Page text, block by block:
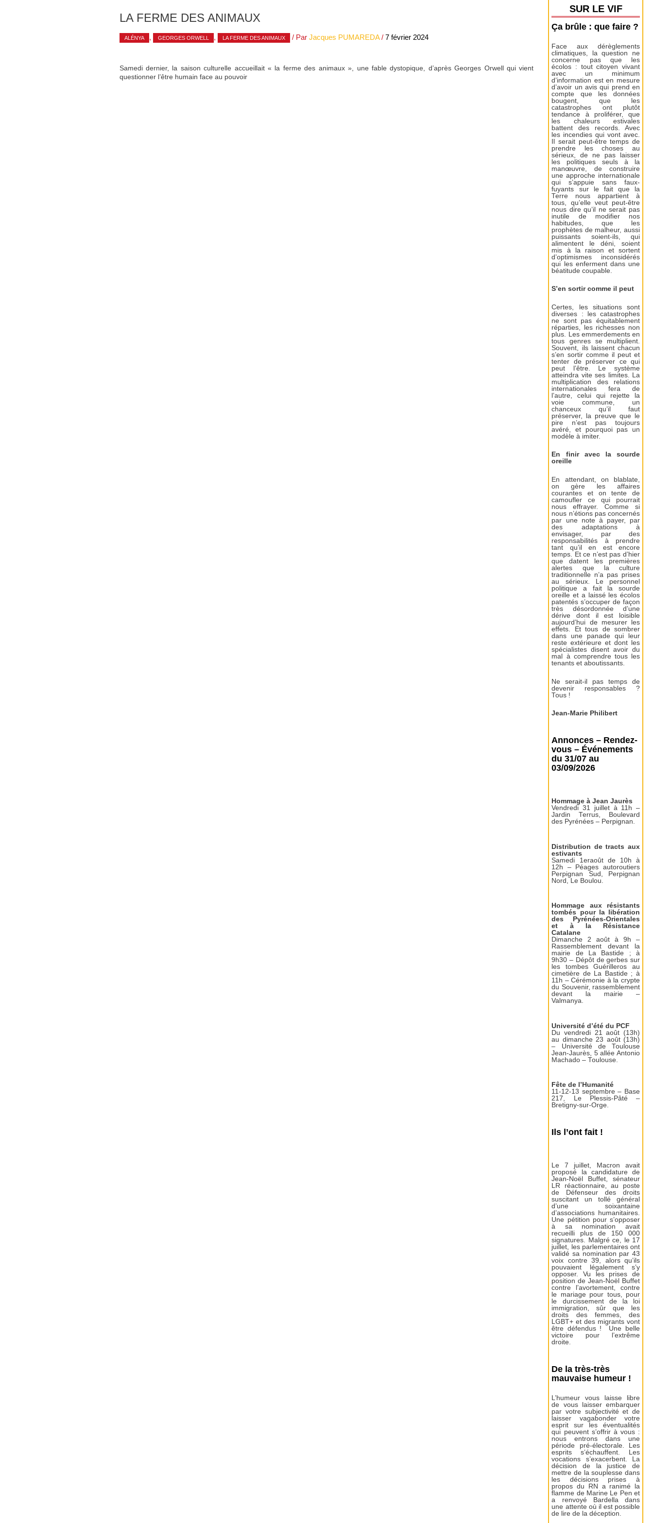
LA FERME DES ANIMAUX
ALÉNYA , GEORGES ORWELL , LA FERME DES ANIMAUX / Par Jacques PUMAREDA / 7 février 2024
Samedi dernier, la saison culturelle accueillait « la ferme des animaux », une fable dystopique, d’après Georges Orwell qui vient
questionner l’être humain face au pouvoir
SUR LE VIF
Ça brûle : que faire ?
Face aux dérèglements
climatiques, la question ne
concerne pas que les
écolos : tout citoyen vivant
avec un minimum
d’information est en mesure
d’avoir un avis qui prend en
compte que les données
bougent, que les
catastrophes ont plutôt
tendance à proliférer, que
les chaleurs estivales
battent des records. Avec
les incendies qui vont avec.
Il serait peut-être temps de
prendre les choses au
sérieux, de ne pas laisser
les politiques seuls à la
manœuvre, de construire
une approche internationale
qui s’appuie sans faux-
fuyants sur le fait que la
Terre nous appartient à
tous, qu’elle veut peut-être
nous dire qu’il ne serait pas
inutile de modifier nos
habitudes, que les
prophètes de malheur, aussi
puissants soient-ils, qui
alimentent le déni, soient
mis à la raison et sortent
d’optimismes inconsidérés
qui les enferment dans une
béatitude coupable.
S’en sortir comme il peut
Certes, les situations sont
diverses : les catastrophes
ne sont pas équitablement
réparties, les richesses non
plus. Les emmerdements en
tous genres se multiplient.
Souvent, ils laissent chacun
s’en sortir comme il peut et
tenter de préserver ce qui
peut l’être. Le système
atteindra vite ses limites. La
multiplication des relations
internationales fera de
l’autre, celui qui rejette la
voie commune, un
chanceux qu’il faut
préserver, la preuve que le
pire n’est pas toujours
avéré, et pourquoi pas un
modèle à imiter.
En finir avec la sourde
oreille
En attendant, on blablate,
on gère les affaires
courantes et on tente de
camoufler ce qui pourrait
nous effrayer. Comme si
nous n’étions pas concernés
par une note à payer, par
des adaptations à
envisager, par des
responsabilités à prendre
tant qu’il en est encore
temps. Et ce n’est pas d’hier
que datent les premières
alertes que la culture
traditionnelle n’a pas prises
au sérieux. Le personnel
politique a fait la sourde
oreille et a laissé les écolos
patentés s’occuper de façon
très désordonnée d’une
dérive dont il est loisible
aujourd’hui de mesurer les
effets. Et tous de sombrer
dans une panade qui leur
reste extérieure et dont les
spécialistes disent avoir du
mal à comprendre tous les
tenants et aboutissants.
Ne serait-il pas temps de
devenir responsables ?
Tous !
Jean-Marie Philibert
Annonces – Rendez-
vous – Événements
du 31/07 au
03/09/2026
Hommage à Jean Jaurès
Vendredi 31 juillet à 11h –
Jardin Terrus, Boulevard
des Pyrénées – Perpignan.
Distribution de tracts aux
estivants
Samedi 1eraoût de 10h à
12h – Péages autoroutiers
Perpignan Sud, Perpignan
Nord, Le Boulou.
Hommage aux résistants
tombés pour la libération
des Pyrénées-Orientales
et à la Résistance
Catalane
Dimanche 2 août à 9h –
Rassemblement devant la
mairie de La Bastide ; à
9h30 – Dépôt de gerbes sur
les tombes Guérilleros au
cimetière de La Bastide ; à
11h – Cérémonie à la crypte
du Souvenir, rassemblement
devant la mairie –
Valmanya.
Université d’été du PCF
Du vendredi 21 août (13h)
au dimanche 23 août (13h)
– Université de Toulouse
Jean-Jaurès, 5 allée Antonio
Machado – Toulouse.
Fête de l’Humanité
11-12-13 septembre – Base
217, Le Plessis-Pâté –
Bretigny-sur-Orge.
Ils l’ont fait !
Le 7 juillet, Macron avait
proposé la candidature de
Jean-Noël Buffet, sénateur
LR réactionnaire, au poste
de Défenseur des droits
suscitant un tollé général
d’une soixantaine
d’associations humanitaires.
Une pétition pour s’opposer
à sa nomination avait
recueilli plus de 150 000
signatures. Malgré ce, le 17
juillet, les parlementaires ont
validé sa nomination par 43
voix contre 39, alors qu’ils
pouvaient légalement s’y
opposer. Vu les prises de
position de Jean-Noël Buffet
contre l’avortement, contre
le mariage pour tous, pour
le durcissement de la loi
immigration, sûr que les
droits des femmes, des
LGBT+ et des migrants vont
être défendus ! Une belle
victoire pour l’extrême
droite.
De la très-très
mauvaise humeur !
L’humeur vous laisse libre
de vous laisser embarquer
par votre subjectivité et de
laisser vagabonder votre
esprit sur les éventualités
qui peuvent s’offrir à vous :
nous entrons dans une
période pré-électorale. Les
esprits s’échauffent. Les
vocations s’exacerbent. La
décision de la justice de
mettre de la souplesse dans
les décisions prises à
propos du RN a ranimé la
flamme de Marine Le Pen et
a renvoyé Bardella dans
une attente où il est possible
de lire de la déception.